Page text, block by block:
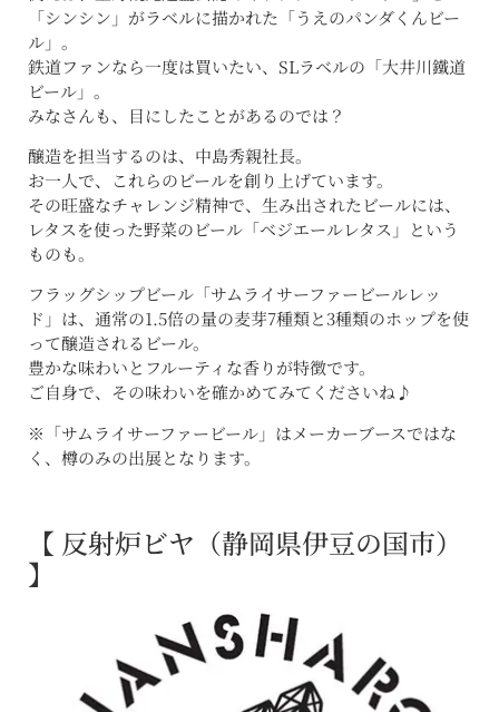
「シンシン」がラベルに描かれた「うえのパンダくんビー
ル」。
鉄道ファンなら一度は買いたい、SLラベルの「大井川鐵道
ビール」。
みなさんも、目にしたことがあるのでは？
醸造を担当するのは、中島秀親社長。
お一人で、これらのビールを創り上げています。
その旺盛なチャレンジ精神で、生み出されたビールには、
レタスを使った野菜のビール「ベジエールレタス」という
ものも。
フラッグシップビール「サムライサーファービールレッ
ド」は、通常の1.5倍の量の麦芽7種類と3種類のホップを使
って醸造されるビール。
豊かな味わいとフルーティな香りが特徴です。
ご自身で、その味わいを確かめてみてくださいね♪
※「サムライサーファービール」はメーカーブースではな
く、樽のみの出展となります。
【 反射炉ビヤ（静岡県伊豆の国市）
】